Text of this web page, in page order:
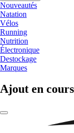
Nouveautés
Natation
Vélos
Running
Nutrition
Électronique
Destockage
Marques
Ajout en